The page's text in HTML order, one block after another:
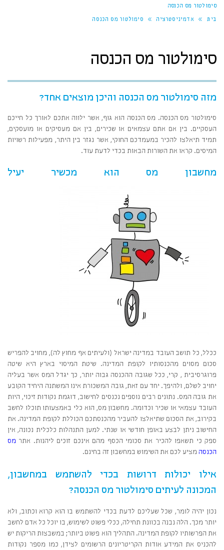
סימולטור מס הכנסה
בית » אדמיניסטרציה » סימולטור מס הכנסה
סימולטור מס הכנסה
מזה סימולטור מס הכנסה והיכן מוצאים אחד?
סימולטור מס הכנסה. מס הכנסה הוא גוף, אשר ילווה אתכם לאורך כל חייכם
העסקיים. בין אם אתם עצמאים או שכירים, בין אם מעסיקים או מועסקים,
תמיד תיאלצו להכיר במעמדכם החוקי, אשר נגזר בין היתר, מפעילות רשויות
המיסים. קראו את השורות הבאות בכדי לדעת עוד.
מחשבון מס הוא מכשיר יעיל
ככלל, כל תושב העובד במדינה ישראל (ולעיתים אף מחוץ לה), מחויב להפריש
סכום מסוים מהכנסותיו לקופת המדינה. שיטת המיסוי בארץ היא שיטה
פרוגרסיבית , קרי, ככל שגובה ההכנסה גבוה יותר, כך יגדל המס אשר בעליה
יחויב לשלם, ולהיפך. יחד עם זאת, גובה המשכורת אינו המשתנה היחיד הקובע
את גובה המס. נתונים רבים נוספים נכנסים לחישוב, דוגמת נקודות זיכוי, היות
העובד עצמאי או שכיר וכדומה. מחשבון מס, הוא כלי באמצעותו תוכלו לחשב
בקירוב, את הסכום שתיאלצו להעביר מהכנסתכם הכוללת לקופת המדינה. את
החישוב ניתן לבצע באופן חודשי או שנתי. למען התנהלות כלכלית נכונה, אין
ספק כי תשאפו להכיר את סכומי הכסף מהם אינכם זוכים ליהנות. אתר מס
הכנסה מציע לכם את השימוש במחשבון זה בחינם.
אילו יכולות דרושות בכדי להשתמש במחשבון,
המכונה לעיתים סימולטור מס הכנסה?
נכון יהיה לומר, שכל שעליכם לדעת בכדי להשתמש בו הוא קרוא וכתוב, ולא
יותר מכך. הלה נבנה בכוונת תחילה, ככלי פשוט לשימוש, בו יוכל כל אדם לחשב
את הפרשותיו לקופת המדינה. התהליך הוא פשוט ביותר; במשבצות הריקות יש
להכניס את המידע אודות הקריטריונים הרשומים לצידן, כמו מספר נקודות